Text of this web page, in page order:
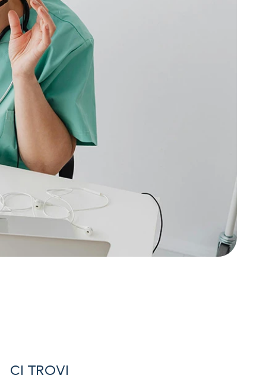
CI TROVI